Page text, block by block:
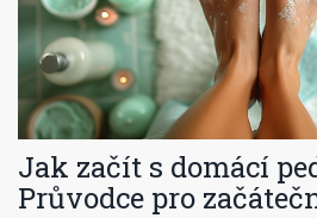
Jak začít s domácí
Průvodce pro